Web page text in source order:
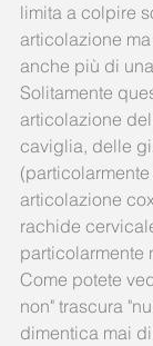
limita a colpire
articolazione
anche più di
Solitamente
articolazione
caviglia, delle
articolazione
rachide
particolarmente
Come potete
non" trascura
dimentica mai